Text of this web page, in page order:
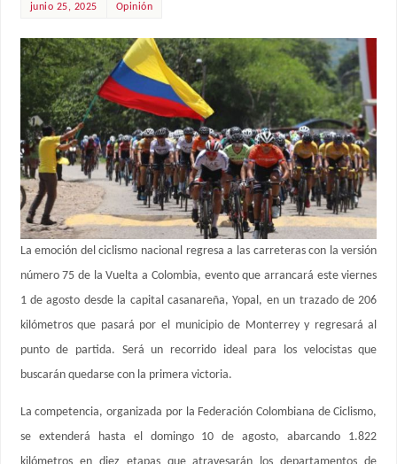
junio 25, 2025 Opinión
La emoción del ciclismo nacional regresa a las carreteras con la versión
número 75 de la Vuelta a Colombia, evento que arrancará este viernes
1 de agosto desde la capital casanareña, Yopal, en un trazado de 206
kilómetros que pasará por el municipio de Monterrey y regresará al
punto de partida. Será un recorrido ideal para los velocistas que
buscarán quedarse con la primera victoria.
La competencia, organizada por la Federación Colombiana de Ciclismo,
se extenderá hasta el domingo 10 de agosto, abarcando 1.822